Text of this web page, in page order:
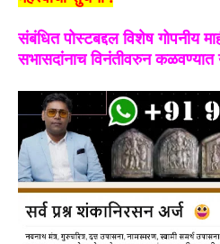
संबंधित पोस्टबद्दल विशेष गोपनीय
सभासदांनाच विनंतीवरुन कळवण्यात